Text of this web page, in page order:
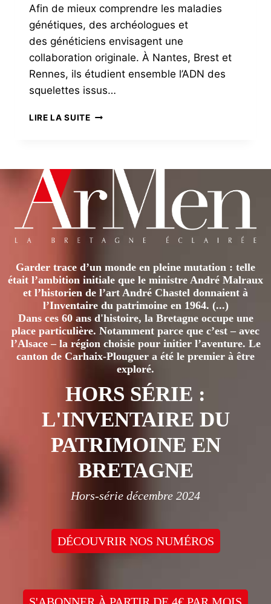
Afin de mieux comprendre les maladies
génétiques, des archéologues et
des généticiens envisagent une
collaboration originale. À Nantes, Brest et
Rennes, ils étudient ensemble l’ADN des
squelettes issus…
LIRE LA SUITEREMONTER
SOIGNER
Garder trace d’un monde en pleine mutation : telle
était l’ambition initiale que le ministre André Malraux
et l’historien de l’art André Chastel donnaient à
l’Inventaire du patrimoine en 1964. (...)
Dans ces 60 ans d'histoire, la Bretagne occupe une
place particulière. Notamment parce que c’est – avec
l’Alsace – la région choisie pour initier l’aventure. Le
canton de Carhaix-Plouguer a été le premier à être
exploré.
HORS SÉRIE :
L'INVENTAIRE DU
PATRIMOINE EN
BRETAGNE
Hors-série décembre 2024
DÉCOUVRIR NOS NUMÉROS